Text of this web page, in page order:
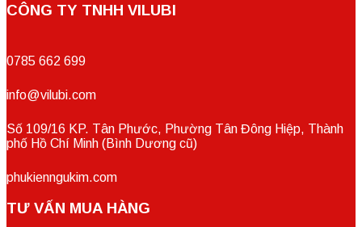
CÔNG TY TNHH VILUBI
0785 662 699
info@vilubi.com
Số 109/16 KP. Tân Phước, Phường Tân Đông Hiệp, Thành
phố Hồ Chí Minh (Bình Dương cũ)
phukienngukim.com
TƯ VẤN MUA HÀNG